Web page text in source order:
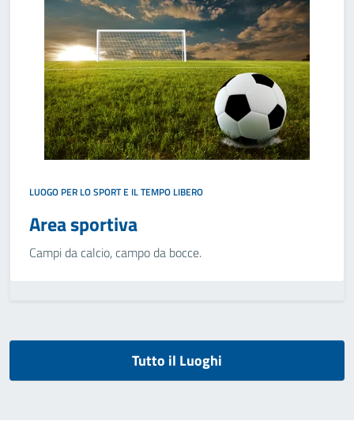
LUOGO PER LO SPORT E IL TEMPO LIBERO
Area sportiva
Campi da calcio, campo da bocce.
Tutto il Luoghi